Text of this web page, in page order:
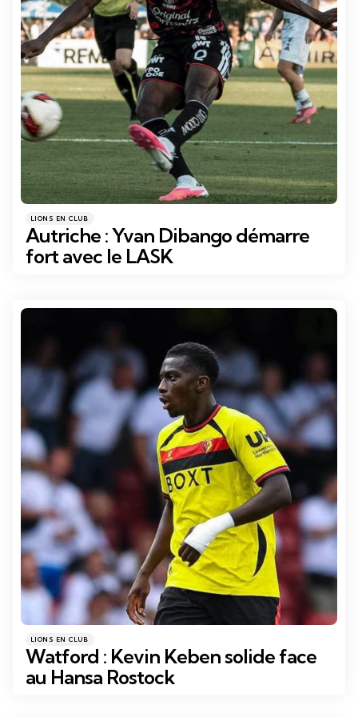
Catégories
Posté
dans
LIONS EN CLUB
Autriche : Yvan Dibango démarre
fort avec le LASK
Catégories
Posté
dans
LIONS EN CLUB
Watford : Kevin Keben solide face
au Hansa Rostock